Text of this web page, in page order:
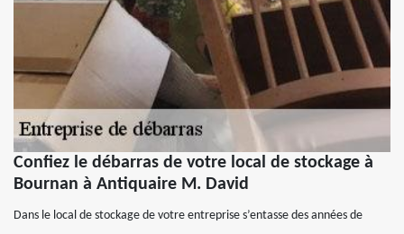
Confiez le débarras de votre local de stockage à
Bournan à Antiquaire M. David
Dans le local de stockage de votre entreprise s’entasse des années de